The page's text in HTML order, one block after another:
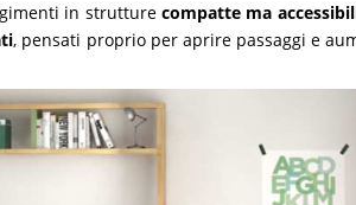
in strutture compatte ma
, pensati proprio per aprire passaggi e